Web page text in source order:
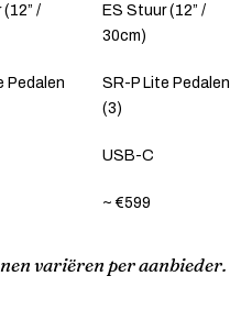
/
ES Stuur (12” /
30cm)
Pedalen
SR-P Lite Pedalen
(3)
USB-C
~ €599
variëren per aanbieder.